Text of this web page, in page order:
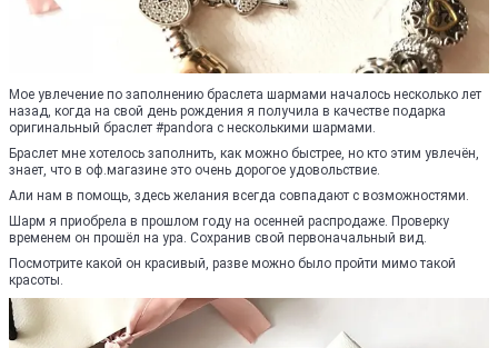
Мое увлечение по заполнению браслета шармами началось несколько лет
назад, когда на свой день рождения я получила в качестве подарка
оригинальный браслет #pandora с несколькими шармами.
Браслет мне хотелось заполнить, как можно быстрее, но кто этим увлечён,
знает, что в оф.магазине это очень дорогое удовольствие.
Али нам в помощь, здесь желания всегда совпадают с возможностями.
Шарм я приобрела в прошлом году на осенней распродаже. Проверку
временем он прошёл на ура. Сохранив свой первоначальный вид.
Посмотрите какой он красивый, разве можно было пройти мимо такой
красоты.